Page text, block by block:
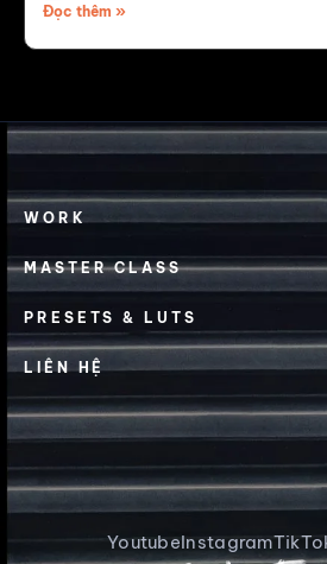
Đọc thêm »
WORK
MASTER CLASS
PRESETS & LUTS
LIÊN HỆ
YoutubeInstagram